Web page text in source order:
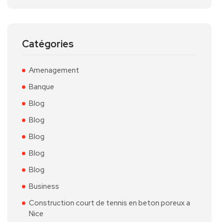
Catégories
Amenagement
Banque
Blog
Blog
Blog
Blog
Blog
Business
Construction court de tennis en beton poreux a
Nice